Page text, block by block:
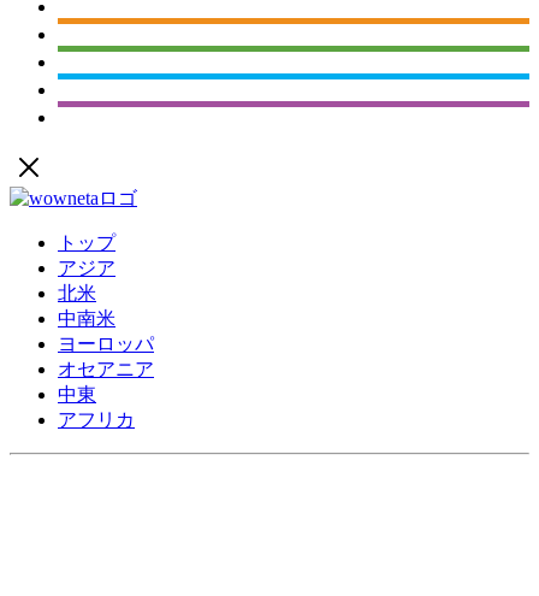
トップ
アジア
北米
中南米
ヨーロッパ
オセアニア
中東
アフリカ